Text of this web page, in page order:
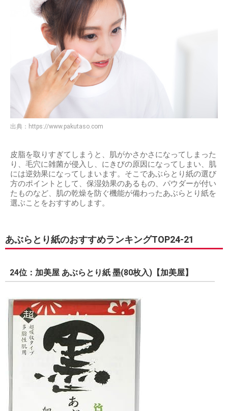
出典： https://www.pakutaso.com
皮脂を取りすぎてしまうと、肌がかさかさになってしまった
り、毛穴に雑菌が侵入し、にきびの原因になってしまい、肌
には逆効果になってしまいます。そこであぶらとり紙の選び
方のポイントとして、保湿効果のあるもの、パウダーが付い
たものなど、肌の乾燥を防ぐ機能が備わったあぶらとり紙を
選ぶことをおすすめします。
あぶらとり紙のおすすめランキングTOP24-21
24位：加美屋 あぶらとり紙 墨(80枚入)【加美屋】